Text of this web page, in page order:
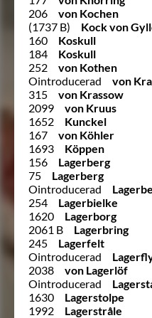
206
von Kochen
(1737 B)
Kock von
160
Koskull
184
Koskull
252
von Kothen
Ointroducerad
von
315
von Krassow
2099
von Kruus
1652
Kunckel
167
von Köhler
1693
Köppen
156
Lagerberg
75
Lagerberg
Ointroducerad
254
Lagerbielke
1620
Lagerborg
2061 B
Lagerbring
245
Lagerfelt
Ointroducerad
2038
von Lagerlöf
Ointroducerad
1630
Lagerstolpe
1992
Lagerstråle